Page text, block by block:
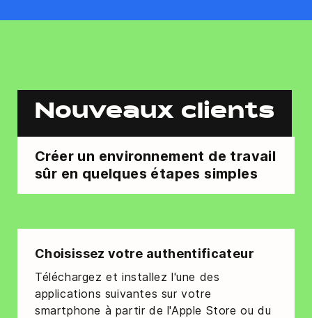
Nouveaux clients
Créer un environnement de travail
sûr en quelques étapes simples
Choisissez votre authentificateur
Téléchargez et installez l'une des
applications suivantes sur votre
smartphone à partir de l'Apple Store ou du